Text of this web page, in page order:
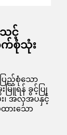
သင့်
စုံသုံး
ြည့်စုံသော
မြူရန် ခွင့်ပြု
း၊ အလှအပနှင့်
ားသော